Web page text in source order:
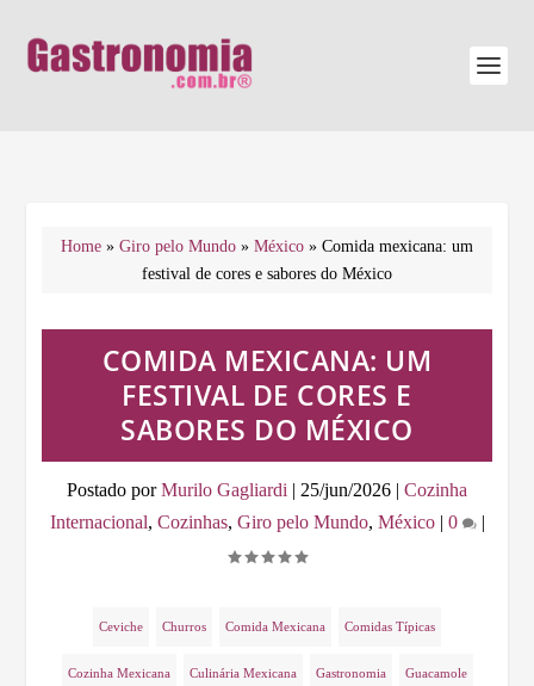
Home » Giro pelo Mundo » México » Comida mexicana: um
festival de cores e sabores do México
COMIDA MEXICANA: UM
FESTIVAL DE CORES E
SABORES DO MÉXICO
Postado porMurilo Gagliardi | 25/jun/2026 | Cozinha
Internacional, Cozinhas, Giro pelo Mundo, México| 0 |
Ceviche Churros Comida Mexicana Comidas Típicas
Cozinha Mexicana Culinária Mexicana Gastronomia Guacamole